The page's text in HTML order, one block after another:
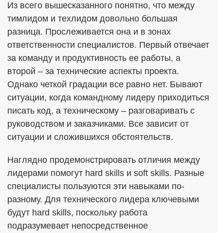
Из всего вышесказанного понятно, что между
тимлидом и техлидом довольно большая
разница. Прослеживается она и в зонах
ответственности специалистов. Первый отвечает
за команду и продуктивность ее работы, а
второй – за технические аспекты проекта.
Однако четкой градации все равно нет. Бывают
ситуации, когда командному лидеру приходиться
писать код, а техническому – разговаривать с
руководством и заказчиками. Все зависит от
ситуации и сложившихся обстоятельств.
Наглядно продемонстрировать отличия между
лидерами помогут hard skills и soft skills. Разные
специалисты пользуются эти навыками по-
разному. Для технического лидера ключевыми
будут hard skills, поскольку работа
подразумевает непосредственное